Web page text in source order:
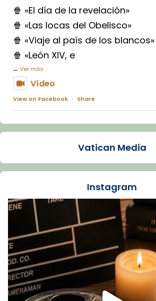
🍿 «El día de la revelación»
🍿 «Las locas del Obelisco»
🍿 «Viaje al país de los blancos»
🍿 «León XIV, e
... Ver más
Vídeo
View on Facebook · Share
Arquebisbat de Barcelona
La Carmina va patir depressió.
dos mesos, a l'Estadi Lluís
Recupera l'entrevista comp
tican News 👇
www.vaticannews.va/es/iglesia/
07/carmina-historia-depresion-
espana-testimoni...
Foto
View on Facebook · Share
Vatican Media
Instagram